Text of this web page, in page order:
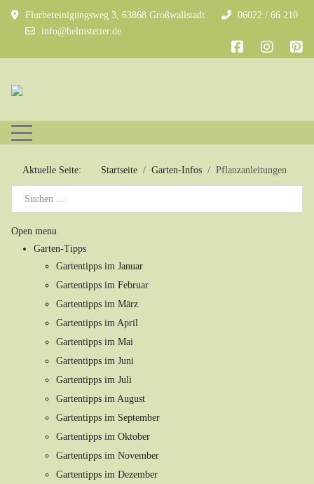
Flurbereinigungsweg 3, 63868 Großwallstadt
06022 / 66 210
info@helmstetter.de
Mobile Menu Toggle
Aktuelle Seite: Startseite Garten-Infos Pflanzanleitungen
Open menu
Garten-Tipps
Gartentipps im Januar
Gartentipps im Februar
Gartentipps im März
Gartentipps im April
Gartentipps im Mai
Gartentipps im Juni
Gartentipps im Juli
Gartentipps im August
Gartentipps im September
Gartentipps im Oktober
Gartentipps im November
Gartentipps im Dezember